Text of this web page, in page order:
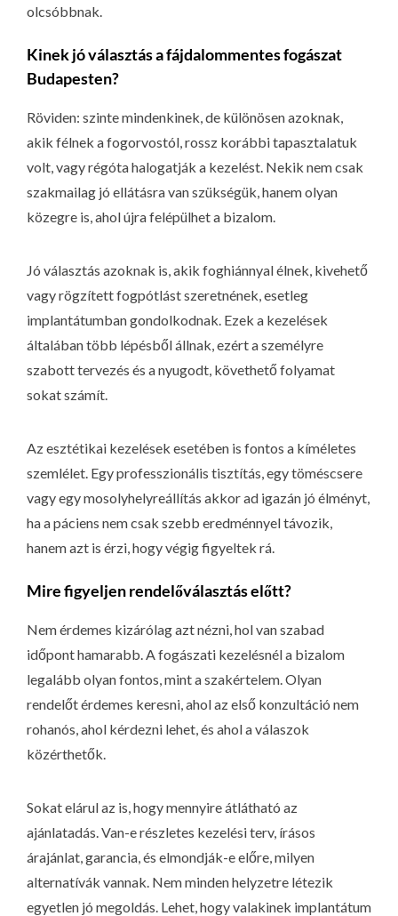
olcsóbbnak.
Kinek jó választás a fájdalommentes fogászat
Budapesten?
Röviden: szinte mindenkinek, de különösen azoknak,
akik félnek a fogorvostól, rossz korábbi tapasztalatuk
volt, vagy régóta halogatják a kezelést. Nekik nem csak
szakmailag jó ellátásra van szükségük, hanem olyan
közegre is, ahol újra felépülhet a bizalom.
Jó választás azoknak is, akik foghiánnyal élnek, kivehető
vagy rögzített fogpótlást szeretnének, esetleg
implantátumban gondolkodnak. Ezek a kezelések
általában több lépésből állnak, ezért a személyre
szabott tervezés és a nyugodt, követhető folyamat
sokat számít.
Az esztétikai kezelések esetében is fontos a kíméletes
szemlélet. Egy professzionális tisztítás, egy töméscsere
vagy egy mosolyhelyreállítás akkor ad igazán jó élményt,
ha a páciens nem csak szebb eredménnyel távozik,
hanem azt is érzi, hogy végig figyeltek rá.
Mire figyeljen rendelőválasztás előtt?
Nem érdemes kizárólag azt nézni, hol van szabad
időpont hamarabb. A fogászati kezelésnél a bizalom
legalább olyan fontos, mint a szakértelem. Olyan
rendelőt érdemes keresni, ahol az első konzultáció nem
rohanós, ahol kérdezni lehet, és ahol a válaszok
közérthetők.
Sokat elárul az is, hogy mennyire átlátható az
ajánlatadás. Van-e részletes kezelési terv, írásos
árajánlat, garancia, és elmondják-e előre, milyen
alternatívák vannak. Nem minden helyzetre létezik
egyetlen jó megoldás. Lehet, hogy valakinek implantátum